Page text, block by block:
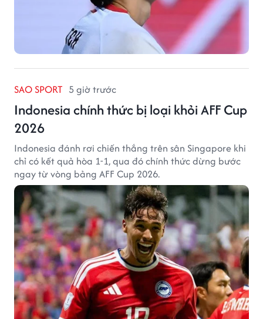
SAO SPORT 5 giờ trước
Indonesia chính thức bị loại khỏi AFF Cup
2026
Indonesia đánh rơi chiến thắng trên sân Singapore khi
chỉ có kết quả hòa 1-1, qua đó chính thức dừng bước
ngay từ vòng bảng AFF Cup 2026.